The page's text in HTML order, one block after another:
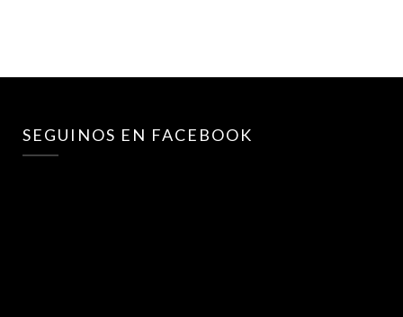
SEGUINOS EN FACEBOOK